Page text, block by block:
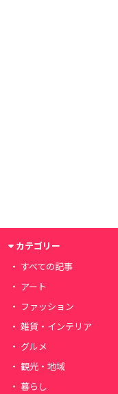
カテゴリー
すべての記事
アート
ファッション
雑貨・インテリア
グルメ
観光・地域
暮らし